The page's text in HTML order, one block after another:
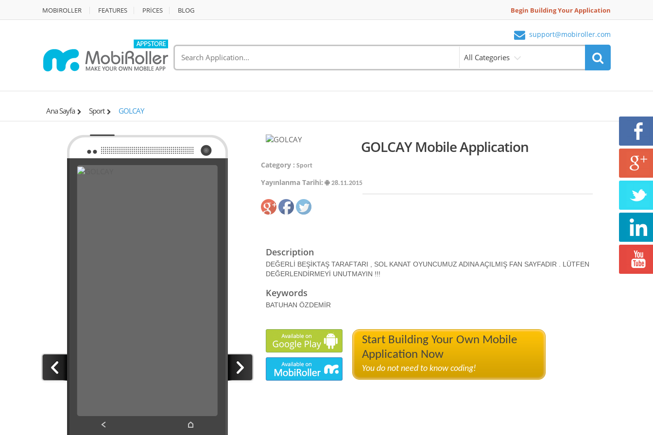
MOBIROLLER FEATURES PRİCES BLOG Begin Building Your Application
support@mobiroller.com
All Categories
Ana Sayfa Sport GOLCAY
GOLCAY Mobile Application
Category : Sport
Yayınlanma Tarihi: 28.11.2015
Description
DEĞERLİ BEŞİKTAŞ TARAFTARI , SOL KANAT OYUNCUMUZ ADINA AÇILMIŞ FAN SAYFADIR . LÜTFEN
DEĞERLENDİRMEYİ UNUTMAYIN !!!
Keywords
BATUHAN ÖZDEMİR
Start Building Your Own Mobile
Application Now
You do not need to know coding!